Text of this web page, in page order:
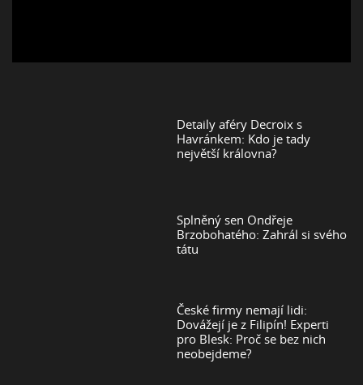
Detaily aféry Decroix s
Havránkem: Kdo je tady
největší královna?
Splněný sen Ondřeje
Brzobohatého: Zahrál si svého
tátu
České firmy nemají lidi:
Dovážejí je z Filipín! Experti
pro Blesk: Proč se bez nich
neobejdeme?